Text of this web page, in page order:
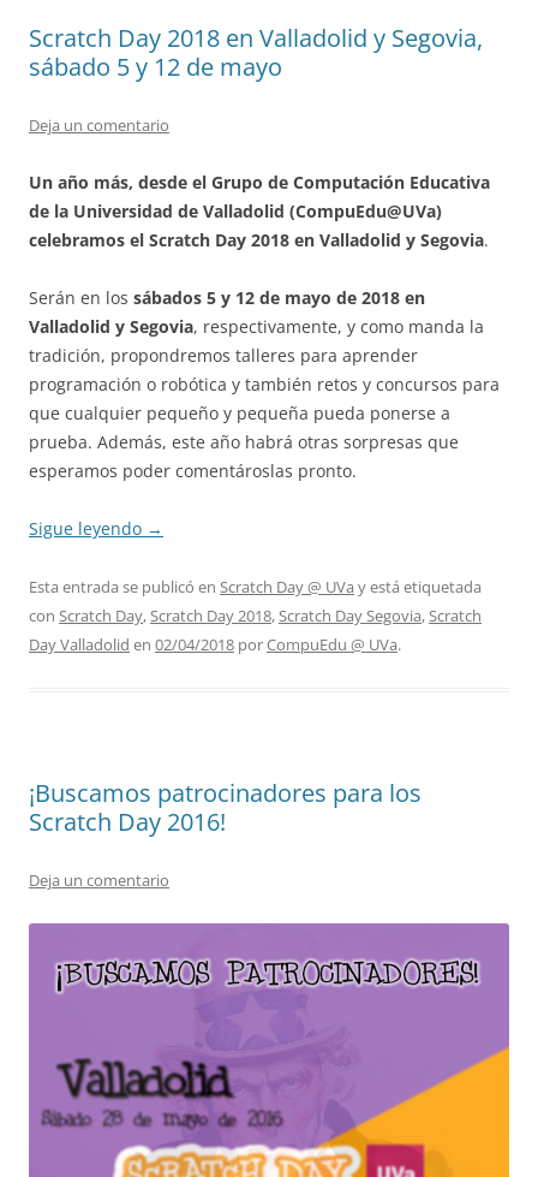
Scratch Day 2018 en Valladolid y Segovia,
sábado 5 y 12 de mayo
Deja un comentario
Un año más, desde el Grupo de Computación Educativa
de la Universidad de Valladolid (CompuEdu@UVa)
celebramos el Scratch Day 2018 en Valladolid y Segovia.
Serán en los sábados 5 y 12 de mayo de 2018 en
Valladolid y Segovia, respectivamente, y como manda la
tradición, propondremos talleres para aprender
programación o robótica y también retos y concursos para
que cualquier pequeño y pequeña pueda ponerse a
prueba. Además, este año habrá otras sorpresas que
esperamos poder comentároslas pronto.
Sigue leyendo →
Esta entrada se publicó en Scratch Day @ UVa y está etiquetada
con Scratch Day,Scratch Day 2018,Scratch Day Segovia,Scratch
Day Valladolid en 02/04/2018 porCompuEdu @ UVa.
¡Buscamos patrocinadores para los
Scratch Day 2016!
Deja un comentario